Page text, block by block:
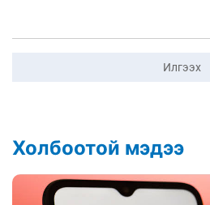
Илгээх
Холбоотой мэдээ